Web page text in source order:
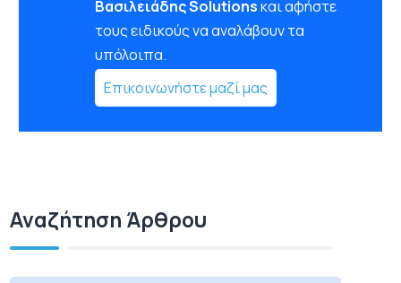
Βασιλειάδης Solutionsκαι αφήστε
τους ειδικούς να αναλάβουν τα
υπόλοιπα.
Επικοινωνήστε μαζί μας
Αναζήτηση Άρθρου